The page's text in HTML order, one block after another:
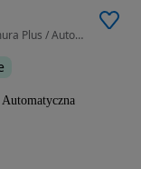
3283 cm3 • 254 KM • / 3.3 Diesel / 254 KM / Homura Plus / Automatyczna / Serwisowany
Automatyczna